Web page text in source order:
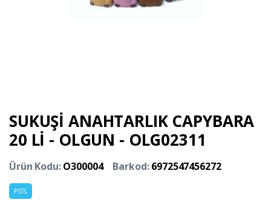
SUKUŞİ ANAHTARLIK CAPYBARA
20 Lİ - OLGUN - OLG02311
Ürün Kodu:O300004 Barkod:6972547456272
PSTL